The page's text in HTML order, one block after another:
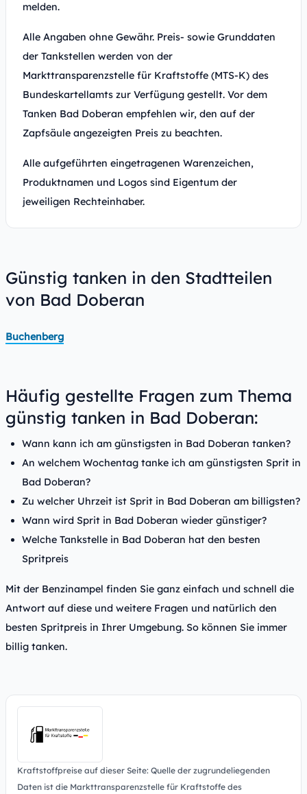
melden.
Alle Angaben ohne Gewähr. Preis- sowie Grunddaten
der Tankstellen werden von der
Markttransparenzstelle für Kraftstoffe (MTS-K) des
Bundeskartellamts zur Verfügung gestellt. Vor dem
Tanken Bad Doberan empfehlen wir, den auf der
Zapfsäule angezeigten Preis zu beachten.
Alle aufgeführten eingetragenen Warenzeichen,
Produktnamen und Logos sind Eigentum der
jeweiligen Rechteinhaber.
Günstig tanken in den Stadtteilen
von Bad Doberan
Buchenberg
Häufig gestellte Fragen zum Thema
günstig tanken in Bad Doberan:
Wann kann ich am günstigsten in Bad Doberan tanken?
An welchem Wochentag tanke ich am günstigsten Sprit in
Bad Doberan?
Zu welcher Uhrzeit ist Sprit in Bad Doberan am billigsten?
Wann wird Sprit in Bad Doberan wieder günstiger?
Welche Tankstelle in Bad Doberan hat den besten
Spritpreis
Mit der Benzinampel finden Sie ganz einfach und schnell die
Antwort auf diese und weitere Fragen und natürlich den
besten Spritpreis in Ihrer Umgebung. So können Sie immer
billig tanken.
Kraftstoffpreise auf dieser Seite: Quelle der zugrundeliegenden
Daten ist die Markttransparenzstelle für Kraftstoffe des